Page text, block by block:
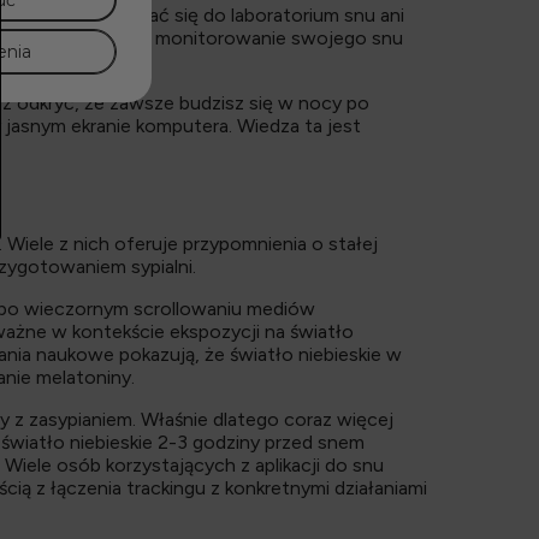
musisz udawać się do laboratorium snu ani
To sprawia, że monitorowanie swojego snu
odkryć, że zawsze budzisz się w nocy po
ekranie komputera. Wiedza ta jest
z nich oferuje przypomnienia o stałej
sypialni.
wieczornym scrollowaniu mediów
w kontekście ekspozycji na światło
naukowe pokazują, że światło niebieskie w
melatoniny.
zasypianiem. Właśnie dlatego coraz więcej
niebieskie 2-3 godziny przed snem
osób korzystających z aplikacji do snu
z łączenia trackingu z konkretnymi działaniami